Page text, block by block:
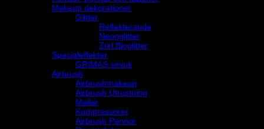
Makeup dekorationer
Glitter
Reflekterande
Neonglitter
Ztirl Bioglitter
Specialeffekter
GRIMAS smink
Airbrush
Airbrushmakeup
Airbrush Utrustning
Mallar
Kompressorer
Airbrush Pennor